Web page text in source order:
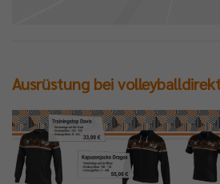
Ausrüstung bei